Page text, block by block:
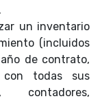
un inventario
(incluidos
de contrato,
todas sus
contadores,